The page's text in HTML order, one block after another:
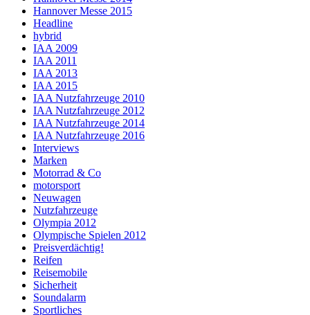
Hannover Messe 2015
Headline
hybrid
IAA 2009
IAA 2011
IAA 2013
IAA 2015
IAA Nutzfahrzeuge 2010
IAA Nutzfahrzeuge 2012
IAA Nutzfahrzeuge 2014
IAA Nutzfahrzeuge 2016
Interviews
Marken
Motorrad & Co
motorsport
Neuwagen
Nutzfahrzeuge
Olympia 2012
Olympische Spielen 2012
Preisverdächtig!
Reifen
Reisemobile
Sicherheit
Soundalarm
Sportliches